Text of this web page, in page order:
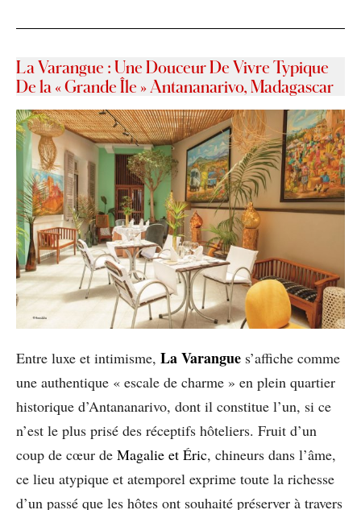
La Varangue : Une Douceur De Vivre Typique
De la « Grande Île » Antananarivo, Madagascar
Entre luxe et intimisme, La Varangue s’affiche comme
une authentique « escale de charme » en plein quartier
historique d’Antananarivo, dont il constitue l’un, si ce
n’est le plus prisé des réceptifs hôteliers. Fruit d’un
coup de cœur de Magalie et Éric, chineurs dans l’âme,
ce lieu atypique et atemporel exprime toute la richesse
d’un passé que les hôtes ont souhaité préserver à travers